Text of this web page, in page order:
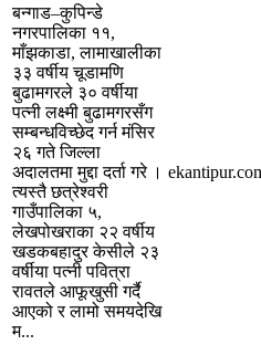
बन्गाड–कुपिन्डे
नगरपालिका ११,
माँझकाडा, लामाखालीका
३३ वर्षीय चूडामणि
बुढामगरले ३० वर्षीया
पत्नी लक्ष्मी बुढामगरसँग
सम्बन्धविच्छेद गर्न मंसिर
२६ गते जिल्ला
अदालतमा मुद्दा दर्ता गरे ।
त्यस्तै छत्रेश्वरी
गाउँपालिका ५,
लेखपोखराका २२ वर्षीय
खडकबहादुर केसीले २३
वर्षीया पत्नी पवित्रा
रावतले आफूखुसी गर्दै
आएको र लामो समयदेखि
म...